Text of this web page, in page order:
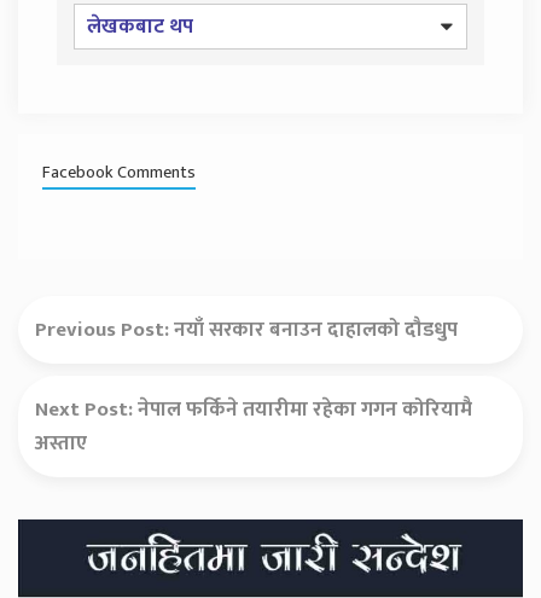
लेखकबाट थप
Facebook Comments
Previous Post:नयाँ सरकार बनाउन दाहालको दौडधुप
Next Post:नेपाल फर्किने तयारीमा रहेका गगन कोरियामै
अस्ताए
Secondary
Sidebar